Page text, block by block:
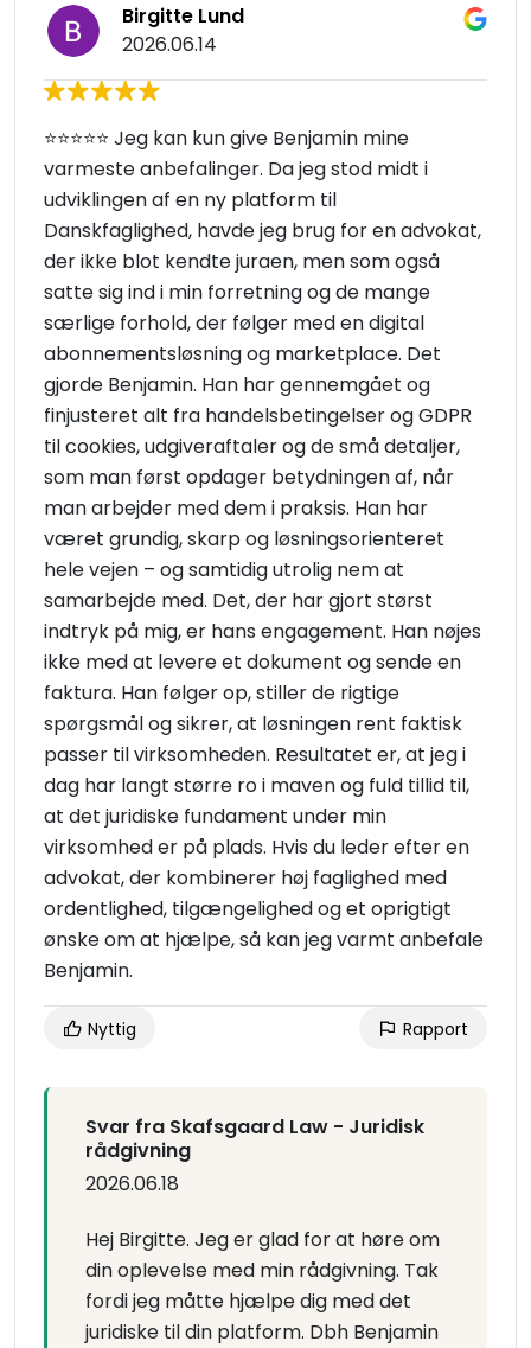
Birgitte Lund
2026.06.14
⭐️⭐️⭐️⭐️⭐️ Jeg kan kun give Benjamin mine
varmeste anbefalinger. Da jeg stod midt i
udviklingen af en ny platform til
Danskfaglighed, havde jeg brug for en advokat,
der ikke blot kendte juraen, men som også
satte sig ind i min forretning og de mange
særlige forhold, der følger med en digital
abonnementsløsning og marketplace. Det
gjorde Benjamin. Han har gennemgået og
finjusteret alt fra handelsbetingelser og GDPR
til cookies, udgiveraftaler og de små detaljer,
som man først opdager betydningen af, når
man arbejder med dem i praksis. Han har
været grundig, skarp og løsningsorienteret
hele vejen – og samtidig utrolig nem at
samarbejde med. Det, der har gjort størst
indtryk på mig, er hans engagement. Han nøjes
ikke med at levere et dokument og sende en
faktura. Han følger op, stiller de rigtige
spørgsmål og sikrer, at løsningen rent faktisk
passer til virksomheden. Resultatet er, at jeg i
dag har langt større ro i maven og fuld tillid til,
at det juridiske fundament under min
virksomhed er på plads. Hvis du leder efter en
advokat, der kombinerer høj faglighed med
ordentlighed, tilgængelighed og et oprigtigt
ønske om at hjælpe, så kan jeg varmt anbefale
Benjamin.
Nyttig Rapport
Svar fra Skafsgaard Law - Juridisk
rådgivning
2026.06.18
Hej Birgitte. Jeg er glad for at høre om
din oplevelse med min rådgivning. Tak
fordi jeg måtte hjælpe dig med det
juridiske til din platform. Dbh Benjamin